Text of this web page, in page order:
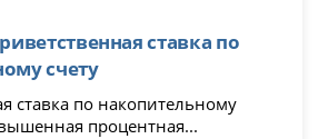
ставка по
счету
ставка по накопительному
процентная...